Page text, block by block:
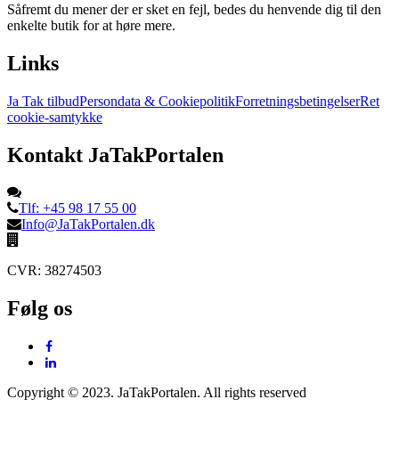
Såfremt du mener der er sket en fejl, bedes du henvende dig til den
enkelte butik for at høre mere.
Links
Ja Tak tilbudPersondata & CookiepolitikForretningsbetingelserRet
cookie-samtykke
Kontakt JaTakPortalen
Tlf: +45 98 17 55 00
Info@JaTakPortalen.dk
CVR: 38274503
Følg os
Copyright © 2023. JaTakPortalen. All rights reserved